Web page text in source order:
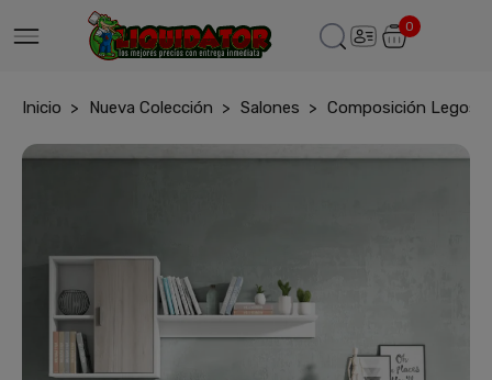
0
Inicio Nueva Colección Salones Composición Legos